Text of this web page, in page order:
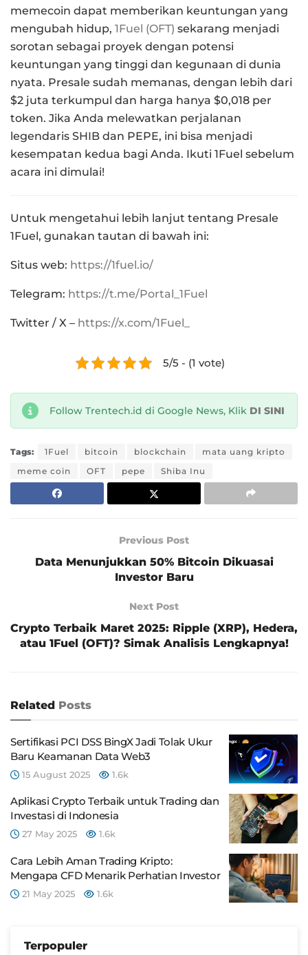
memecoin dapat memberikan keuntungan yang
mengubah hidup, 1Fuel (OFT) sekarang menjadi
sorotan sebagai proyek dengan potensi
keuntungan yang tinggi dan kegunaan di dunia
nyata. Presale sudah memanas, dengan lebih dari
$2 juta terkumpul dan harga hanya $0,018 per
token. Jika Anda melewatkan perjalanan
legendaris SHIB dan PEPE, ini bisa menjadi
kesempatan kedua bagi Anda. Ikuti 1Fuel sebelum
acara ini dimulai!
Untuk mengetahui lebih lanjut tentang Presale
1Fuel, gunakan tautan di bawah ini:
Situs web: https://1fuel.io/
Telegram: https://t.me/Portal_1Fuel
Twitter / X – https://x.com/1Fuel_
5/5 - (1 vote)
Follow Trentech.id di Google News, Klik DI SINI
Tags: 1Fuel bitcoin blockchain
mata uang kripto
meme coin
OFT pepe Shiba Inu
Previous Post
Data Menunjukkan 50% Bitcoin Dikuasai
Investor Baru
Next Post
Crypto Terbaik Maret 2025: Ripple (XRP), Hedera,
atau 1Fuel (OFT)? Simak Analisis Lengkapnya!
Related Posts
Sertifikasi PCI DSS BingX Jadi Tolak Ukur
Baru Keamanan Data Web3
15 August 2025 1.6k
Aplikasi Crypto Terbaik untuk Trading dan
Investasi di Indonesia
27 May 2025 1.6k
Cara Lebih Aman Trading Kripto:
Mengapa CFD Menarik Perhatian Investor
21 May 2025 1.6k
Terpopuler